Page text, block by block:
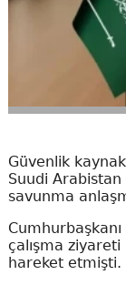
Güvenlik
Suudi
savunma
çalışma
hareket etmişti.